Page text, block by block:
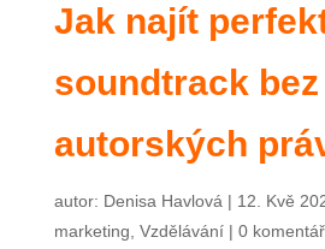
Kurzy
Kurzy
IT kurzy
Jazykové
Jak najít
soundtrack
autorských
autor: Denisa Havlová | 12. Kvě
marketing Vzdělávání| 0